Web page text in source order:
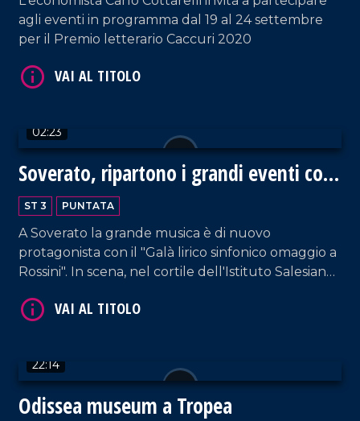
agli eventi in programma dal 19 al 24 settembre
per il Premio letterario Caccuri 2020
02:23
Soverato, ripartono i grandi eventi con
l'omaggio a Rossini
ST 3 PUNTATA
A Soverato la grande musica è di nuovo
protagonista con il "Galà lirico sinfonico omaggio a
Rossini". In scena, nel cortile dell'Istituto Salesiano,
22:14
Odissea museum a Tropea
VAI AL TITOLO